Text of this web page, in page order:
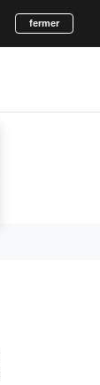
fermer